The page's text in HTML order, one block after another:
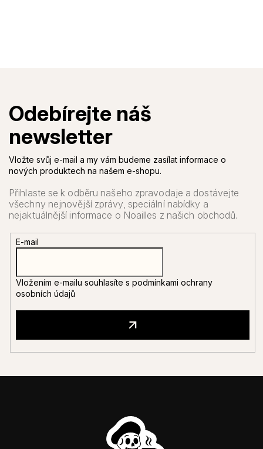
Vložte svůj e-mail a my vám budeme zasílat informace o
nových produktech na našem e-shopu.
E-mail
Vložením e-mailu souhlasíte s podmínkami ochrany
osobních údajů